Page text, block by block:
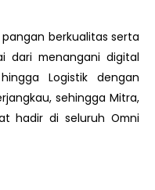
berkualitas serta
dari menangani digital
Logistik dengan
sehingga Mitra,
hadir di seluruh Omni